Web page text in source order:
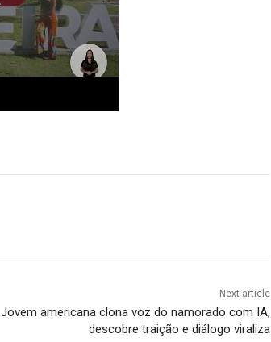
Next article
Jovem americana clona voz do namorado com IA,
descobre traição e diálogo viraliza